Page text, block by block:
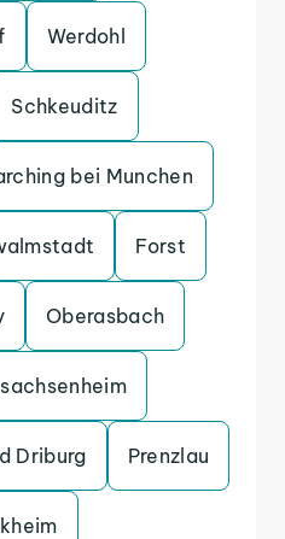
Werdohl
Schkeuditz
bei Munchen
Forst
Oberasbach
Driburg Prenzlau